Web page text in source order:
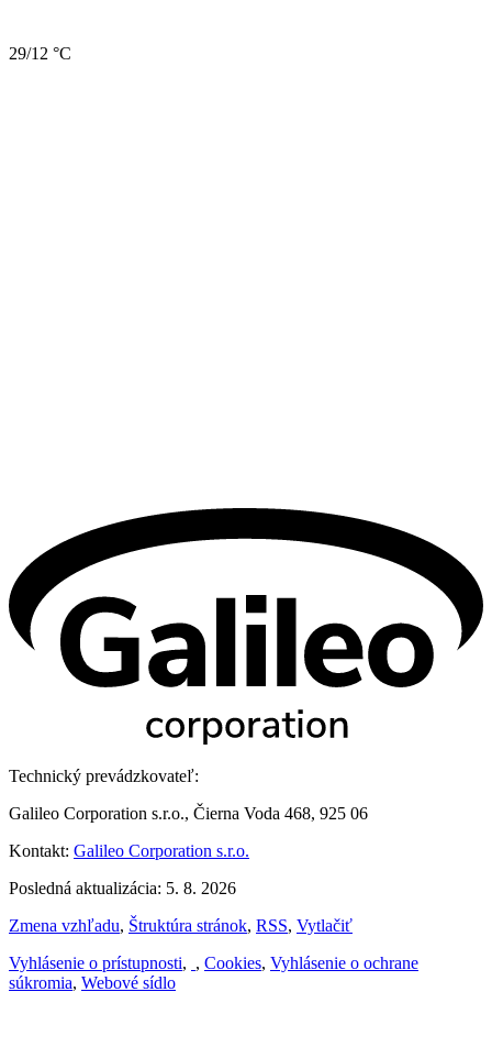
29/12 °C
Technický prevádzkovateľ:
Galileo Corporation s.r.o., Čierna Voda 468, 925 06
Kontakt: Galileo Corporation s.r.o.
Posledná aktualizácia: 5. 8. 2026
Zmena vzhľadu, Štruktúra stránok, RSS, Vytlačiť
Vyhlásenie o prístupnosti, , Cookies, Vyhlásenie o ochrane
súkromia, Webové sídlo